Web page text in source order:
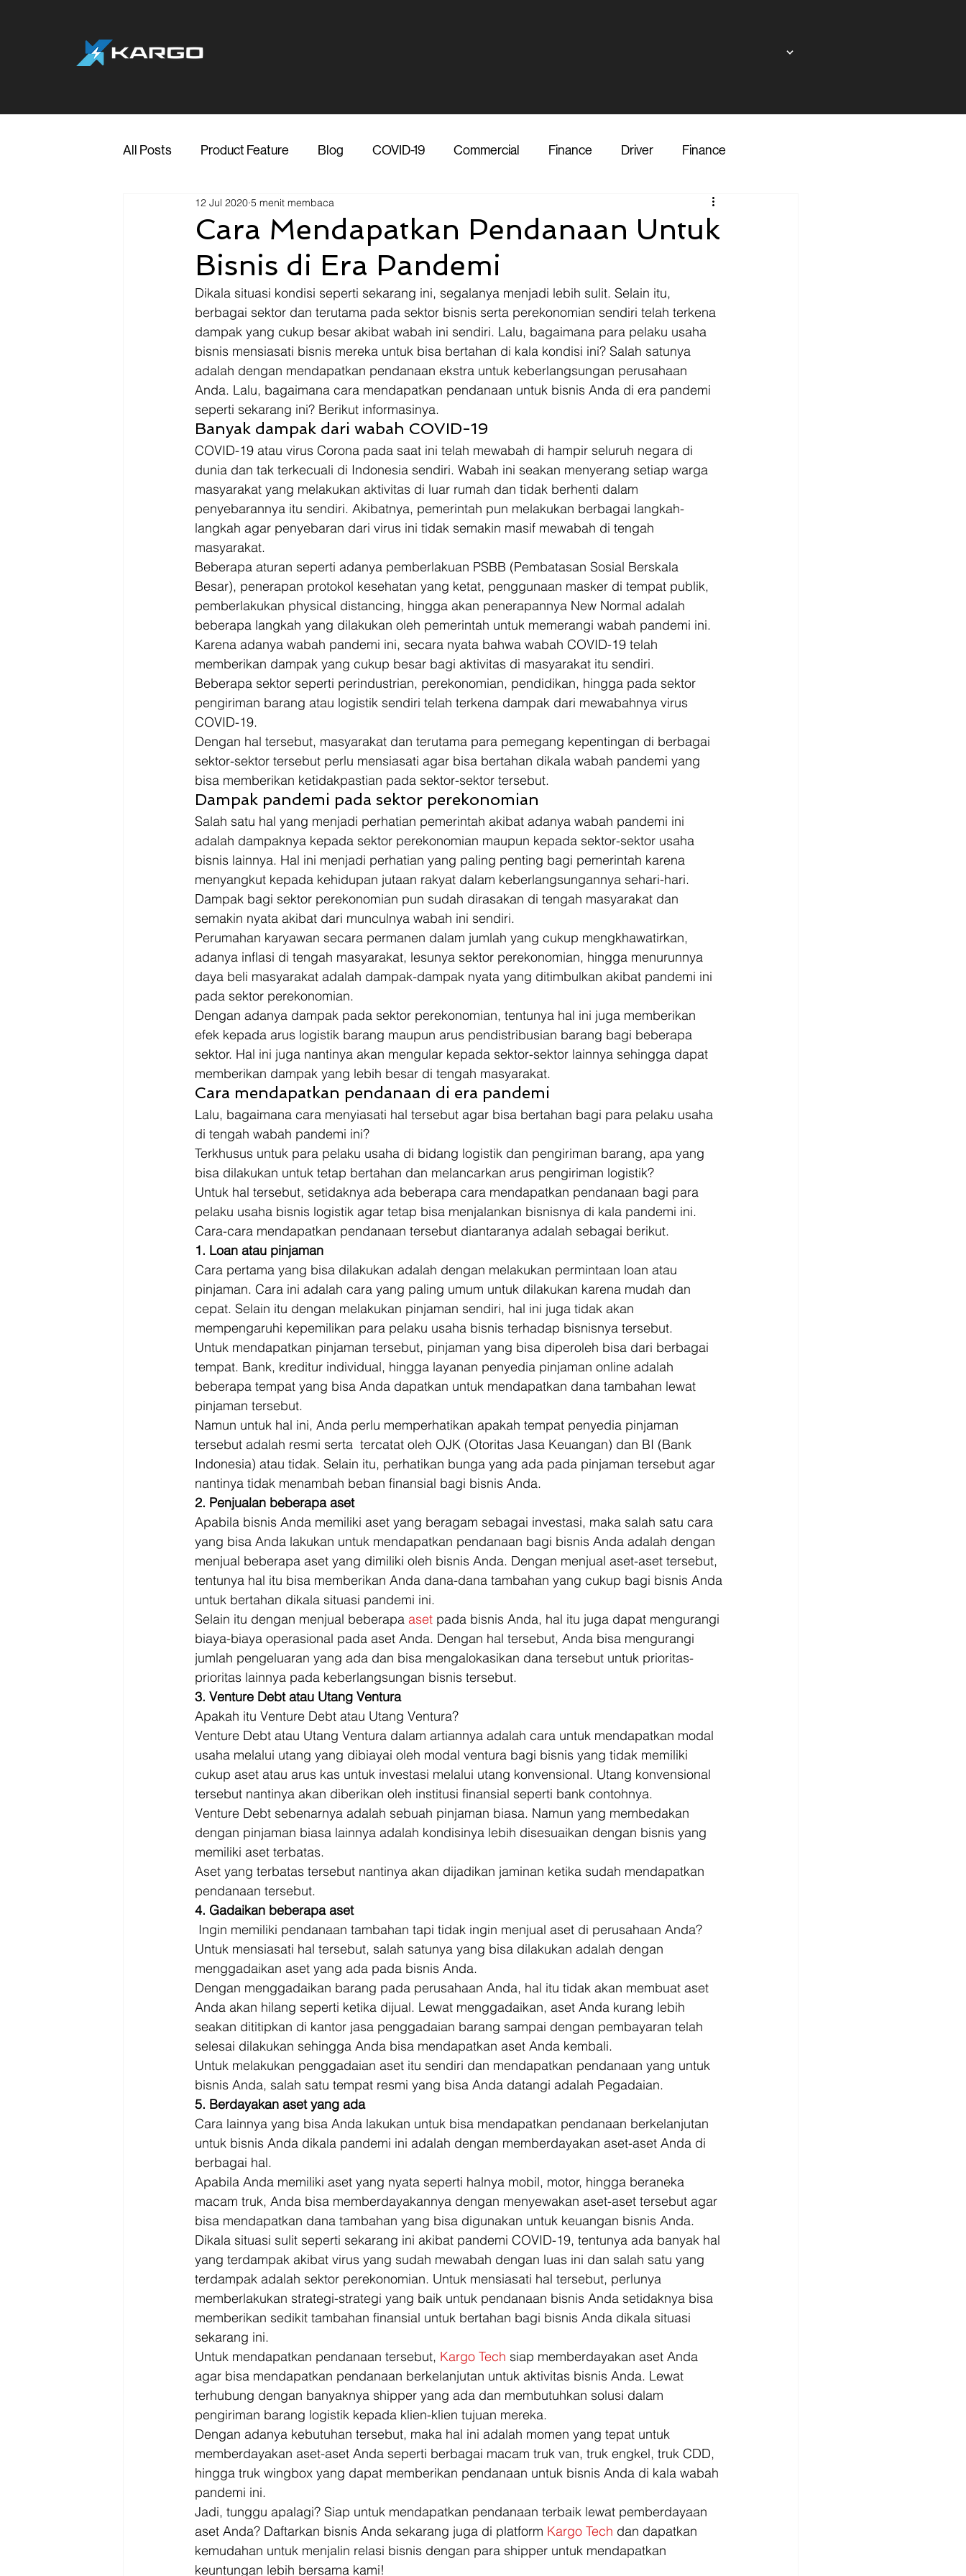
All Posts Product Feature Blog COVID-19 Commercial Finance Driver Finance
Marketing Media
Transporter Support Blog Vendor Shipper Media
Jakarta
Cara Mendapatkan Pendanaan Untuk
Bisnis di Era Pandemi
12 Jul 2020 5 menit membaca
Dikala situasi kondisi seperti sekarang ini, segalanya menjadi lebih sulit. Selain itu,
berbagai sektor dan terutama pada sektor bisnis serta perekonomian sendiri telah terkena
dampak yang cukup besar akibat wabah ini sendiri. Lalu, bagaimana para pelaku usaha
bisnis mensiasati bisnis mereka untuk bisa bertahan di kala kondisi ini? Salah satunya
adalah dengan mendapatkan pendanaan ekstra untuk keberlangsungan perusahaan
Anda. Lalu, bagaimana cara mendapatkan pendanaan untuk bisnis Anda di era pandemi
seperti sekarang ini? Berikut informasinya.
Banyak dampak dari wabah COVID-19
COVID-19 atau virus Corona pada saat ini telah mewabah di hampir seluruh negara di
dunia dan tak terkecuali di Indonesia sendiri. Wabah ini seakan menyerang setiap warga
masyarakat yang melakukan aktivitas di luar rumah dan tidak berhenti dalam
penyebarannya itu sendiri. Akibatnya, pemerintah pun melakukan berbagai langkah-
langkah agar penyebaran dari virus ini tidak semakin masif mewabah di tengah
masyarakat.
Beberapa aturan seperti adanya pemberlakuan PSBB (Pembatasan Sosial Berskala
Besar), penerapan protokol kesehatan yang ketat, penggunaan masker di tempat publik,
pemberlakukan physical distancing, hingga akan penerapannya New Normal adalah
beberapa langkah yang dilakukan oleh pemerintah untuk memerangi wabah pandemi ini.
Karena adanya wabah pandemi ini, secara nyata bahwa wabah COVID-19 telah
memberikan dampak yang cukup besar bagi aktivitas di masyarakat itu sendiri.
Beberapa sektor seperti perindustrian, perekonomian, pendidikan, hingga pada sektor
pengiriman barang atau logistik sendiri telah terkena dampak dari mewabahnya virus
COVID-19.
Dengan hal tersebut, masyarakat dan terutama para pemegang kepentingan di berbagai
sektor-sektor tersebut perlu mensiasati agar bisa bertahan dikala wabah pandemi yang
bisa memberikan ketidakpastian pada sektor-sektor tersebut.
Dampak pandemi pada sektor perekonomian
Salah satu hal yang menjadi perhatian pemerintah akibat adanya wabah pandemi ini
adalah dampaknya kepada sektor perekonomian maupun kepada sektor-sektor usaha
bisnis lainnya. Hal ini menjadi perhatian yang paling penting bagi pemerintah karena
menyangkut kepada kehidupan jutaan rakyat dalam keberlangsungannya sehari-hari.
Dampak bagi sektor perekonomian pun sudah dirasakan di tengah masyarakat dan
semakin nyata akibat dari munculnya wabah ini sendiri.
Perumahan karyawan secara permanen dalam jumlah yang cukup mengkhawatirkan,
adanya inflasi di tengah masyarakat, lesunya sektor perekonomian, hingga menurunnya
daya beli masyarakat adalah dampak-dampak nyata yang ditimbulkan akibat pandemi ini
pada sektor perekonomian.
Dengan adanya dampak pada sektor perekonomian, tentunya hal ini juga memberikan
efek kepada arus logistik barang maupun arus pendistribusian barang bagi beberapa
sektor. Hal ini juga nantinya akan mengular kepada sektor-sektor lainnya sehingga dapat
memberikan dampak yang lebih besar di tengah masyarakat.
Cara mendapatkan pendanaan di era pandemi
Lalu, bagaimana cara menyiasati hal tersebut agar bisa bertahan bagi para pelaku usaha
di tengah wabah pandemi ini?
Terkhusus untuk para pelaku usaha di bidang logistik dan pengiriman barang, apa yang
bisa dilakukan untuk tetap bertahan dan melancarkan arus pengiriman logistik?
Untuk hal tersebut, setidaknya ada beberapa cara mendapatkan pendanaan bagi para
pelaku usaha bisnis logistik agar tetap bisa menjalankan bisnisnya di kala pandemi ini.
Cara-cara mendapatkan pendanaan tersebut diantaranya adalah sebagai berikut.
1. Loan atau pinjaman
Cara pertama yang bisa dilakukan adalah dengan melakukan permintaan loan atau
pinjaman. Cara ini adalah cara yang paling umum untuk dilakukan karena mudah dan
cepat. Selain itu dengan melakukan pinjaman sendiri, hal ini juga tidak akan
mempengaruhi kepemilikan para pelaku usaha bisnis terhadap bisnisnya tersebut.
Untuk mendapatkan pinjaman tersebut, pinjaman yang bisa diperoleh bisa dari berbagai
tempat. Bank, kreditur individual, hingga layanan penyedia pinjaman online adalah
beberapa tempat yang bisa Anda dapatkan untuk mendapatkan dana tambahan lewat
pinjaman tersebut.
Namun untuk hal ini, Anda perlu memperhatikan apakah tempat penyedia pinjaman
tersebut adalah resmi serta  tercatat oleh OJK (Otoritas Jasa Keuangan) dan BI (Bank
Indonesia) atau tidak. Selain itu, perhatikan bunga yang ada pada pinjaman tersebut agar
nantinya tidak menambah beban finansial bagi bisnis Anda.
2. Penjualan beberapa aset
Apabila bisnis Anda memiliki aset yang beragam sebagai investasi, maka salah satu cara
yang bisa Anda lakukan untuk mendapatkan pendanaan bagi bisnis Anda adalah dengan
menjual beberapa aset yang dimiliki oleh bisnis Anda. Dengan menjual aset-aset tersebut,
tentunya hal itu bisa memberikan Anda dana-dana tambahan yang cukup bagi bisnis Anda
untuk bertahan dikala situasi pandemi ini.
Selain itu dengan menjual beberapa aset pada bisnis Anda, hal itu juga dapat mengurangi
biaya-biaya operasional pada aset Anda. Dengan hal tersebut, Anda bisa mengurangi
jumlah pengeluaran yang ada dan bisa mengalokasikan dana tersebut untuk prioritas-
prioritas lainnya pada keberlangsungan bisnis tersebut.
3. Venture Debt atau Utang Ventura
Apakah itu Venture Debt atau Utang Ventura?
Venture Debt atau Utang Ventura dalam artiannya adalah cara untuk mendapatkan modal
usaha melalui utang yang dibiayai oleh modal ventura bagi bisnis yang tidak memiliki
cukup aset atau arus kas untuk investasi melalui utang konvensional. Utang konvensional
tersebut nantinya akan diberikan oleh institusi finansial seperti bank contohnya.
Venture Debt sebenarnya adalah sebuah pinjaman biasa. Namun yang membedakan
dengan pinjaman biasa lainnya adalah kondisinya lebih disesuaikan dengan bisnis yang
memiliki aset terbatas.
Aset yang terbatas tersebut nantinya akan dijadikan jaminan ketika sudah mendapatkan
pendanaan tersebut.
4. Gadaikan beberapa aset
Ingin memiliki pendanaan tambahan tapi tidak ingin menjual aset di perusahaan Anda?
Untuk mensiasati hal tersebut, salah satunya yang bisa dilakukan adalah dengan
menggadaikan aset yang ada pada bisnis Anda.
Dengan menggadaikan barang pada perusahaan Anda, hal itu tidak akan membuat aset
Anda akan hilang seperti ketika dijual. Lewat menggadaikan, aset Anda kurang lebih
seakan dititipkan di kantor jasa penggadaian barang sampai dengan pembayaran telah
selesai dilakukan sehingga Anda bisa mendapatkan aset Anda kembali.
Untuk melakukan penggadaian aset itu sendiri dan mendapatkan pendanaan yang untuk
bisnis Anda, salah satu tempat resmi yang bisa Anda datangi adalah Pegadaian.
5. Berdayakan aset yang ada
Cara lainnya yang bisa Anda lakukan untuk bisa mendapatkan pendanaan berkelanjutan
untuk bisnis Anda dikala pandemi ini adalah dengan memberdayakan aset-aset Anda di
berbagai hal.
Apabila Anda memiliki aset yang nyata seperti halnya mobil, motor, hingga beraneka
macam truk, Anda bisa memberdayakannya dengan menyewakan aset-aset tersebut agar
bisa mendapatkan dana tambahan yang bisa digunakan untuk keuangan bisnis Anda.
Dikala situasi sulit seperti sekarang ini akibat pandemi COVID-19, tentunya ada banyak hal
yang terdampak akibat virus yang sudah mewabah dengan luas ini dan salah satu yang
terdampak adalah sektor perekonomian. Untuk mensiasati hal tersebut, perlunya
memberlakukan strategi-strategi yang baik untuk pendanaan bisnis Anda setidaknya bisa
memberikan sedikit tambahan finansial untuk bertahan bagi bisnis Anda dikala situasi
sekarang ini.
Untuk mendapatkan pendanaan tersebut, Kargo Tech siap memberdayakan aset Anda
agar bisa mendapatkan pendanaan berkelanjutan untuk aktivitas bisnis Anda. Lewat
terhubung dengan banyaknya shipper yang ada dan membutuhkan solusi dalam
pengiriman barang logistik kepada klien-klien tujuan mereka.
Dengan adanya kebutuhan tersebut, maka hal ini adalah momen yang tepat untuk
memberdayakan aset-aset Anda seperti berbagai macam truk van, truk engkel, truk CDD,
hingga truk wingbox yang dapat memberikan pendanaan untuk bisnis Anda di kala wabah
pandemi ini.
Jadi, tunggu apalagi? Siap untuk mendapatkan pendanaan terbaik lewat pemberdayaan
aset Anda? Daftarkan bisnis Anda sekarang juga di platform Kargo Tech dan dapatkan
kemudahan untuk menjalin relasi bisnis dengan para shipper untuk mendapatkan
keuntungan lebih bersama kami!